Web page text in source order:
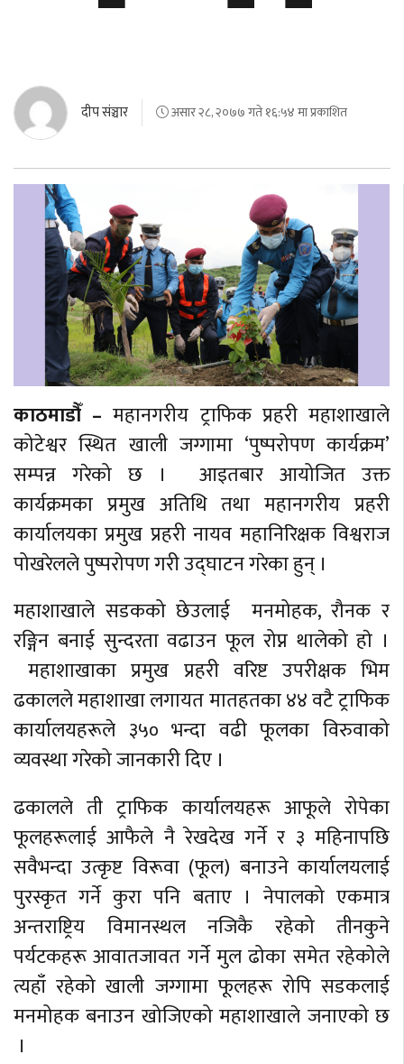
दीप संञ्चार असार २८, २०७७ गते १६:५४ मा प्रकाशित
काठमाडौँ – महानगरीय ट्राफिक प्रहरी महाशाखाले
कोटेश्वर स्थित खाली जग्गामा ‘पुष्परोपण कार्यक्रम’
सम्पन्न गरेको छ । आइतबार आयोजित उक्त
कार्यक्रमका प्रमुख अतिथि तथा महानगरीय प्रहरी
कार्यालयका प्रमुख प्रहरी नायव महानिरिक्षक विश्वराज
पोखरेलले पुष्परोपण गरी उद्घाटन गरेका हुन् ।
महाशाखाले सडकको छेउलाई मनमोहक, रौनक र
रङ्गिन बनाई सुन्दरता वढाउन फूल रोप्न थालेको हाे ।
महाशाखाका प्रमुख प्रहरी वरिष्ट उपरीक्षक भिम
ढकालले महाशाखा लगायत मातहतका ४४ वटै ट्राफिक
कार्यालयहरूले ३५० भन्दा वढी फूलका विरुवाको
व्यवस्था गरेको जानकारी दिए ।
ढकालले ती ट्राफिक कार्यालयहरू आफूले रोपेका
फूलहरूलाई आफैले नै रेखदेख गर्ने र ३ महिनापछि
सवैभन्दा उत्कृष्ट विरूवा (फूल) बनाउने कार्यालयलाई
पुरस्कृत गर्ने कुरा पनि बताए । नेपालको एकमात्र
अन्तराष्ट्रिय विमानस्थल नजिकै रहेको तीनकुने
पर्यटकहरू आवातजावत गर्ने मुल ढोका समेत रहेकोले
त्यहाँ रहेको खाली जग्गामा फूलहरू रोपि सडकलाई
मनमोहक बनाउन खोजिएको महाशाखाले जनाएको छ
।